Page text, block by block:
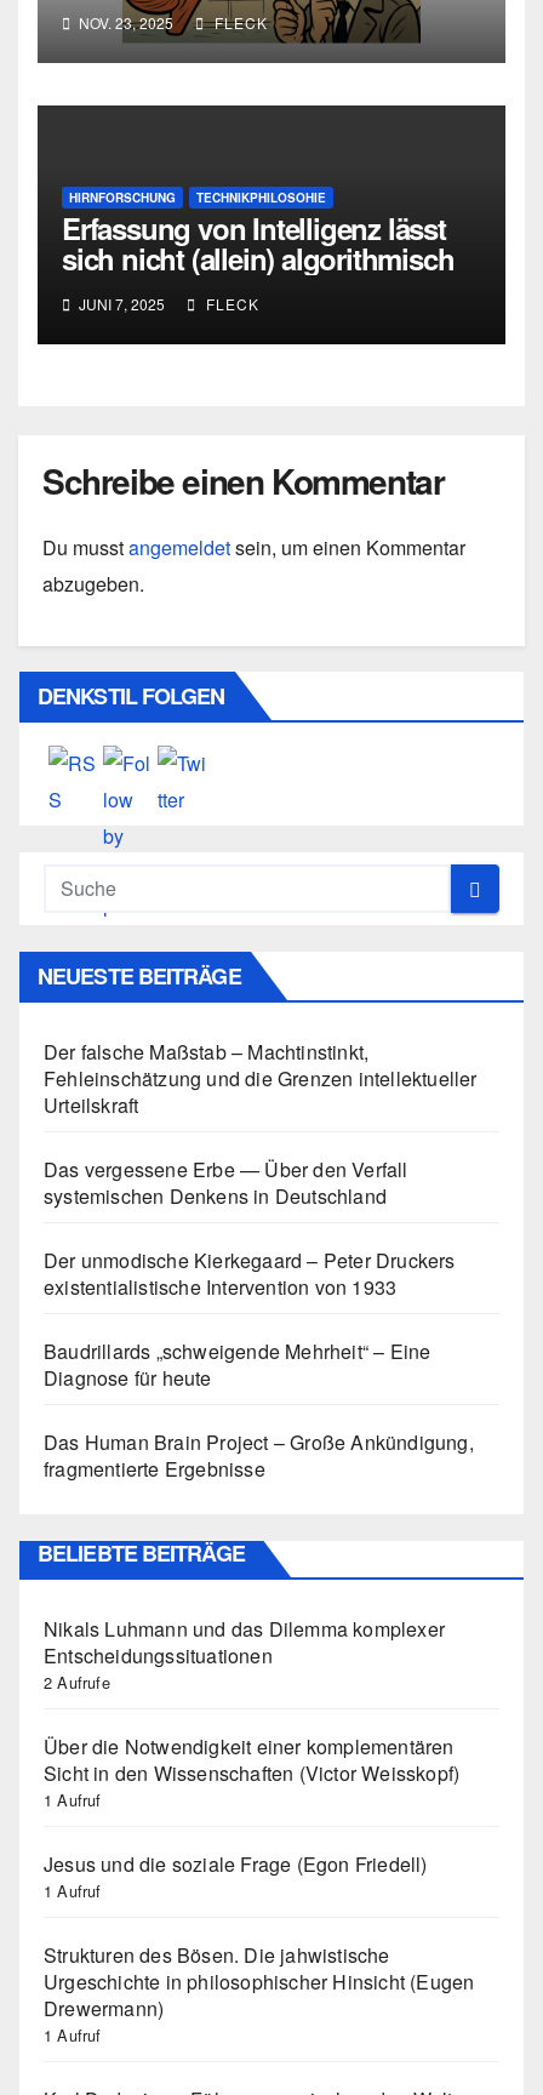
NOV. 23, 2025 FLECK
HIRNFORSCHUNG TECHNIKPHILOSOHIE
Erfassung von Intelligenz lässt
sich nicht (allein) algorithmisch
lösen
JUNI 7, 2025 FLECK
Schreibe einen Kommentar
Du musstangemeldetsein, um einen Kommentar
abzugeben.
DENKSTIL FOLGEN
NEUESTE BEITRÄGE
Der falsche Maßstab – Machtinstinkt,
Fehleinschätzung und die Grenzen intellektueller
Urteilskraft
Das vergessene Erbe — Über den Verfall
systemischen Denkens in Deutschland
Der unmodische Kierkegaard – Peter Druckers
existentialistische Intervention von 1933
Baudrillards „schweigende Mehrheit“ – Eine
Diagnose für heute
Das Human Brain Project – Große Ankündigung,
fragmentierte Ergebnisse
BELIEBTE BEITRÄGE
Nikals Luhmann und das Dilemma komplexer
Entscheidungssituationen
2 Aufrufe
Über die Notwendigkeit einer komplementären
Sicht in den Wissenschaften (Victor Weisskopf)
1 Aufruf
Jesus und die soziale Frage (Egon Friedell)
1 Aufruf
Strukturen des Bösen. Die jahwistische
Urgeschichte in philosophischer Hinsicht (Eugen
Drewermann)
1 Aufruf